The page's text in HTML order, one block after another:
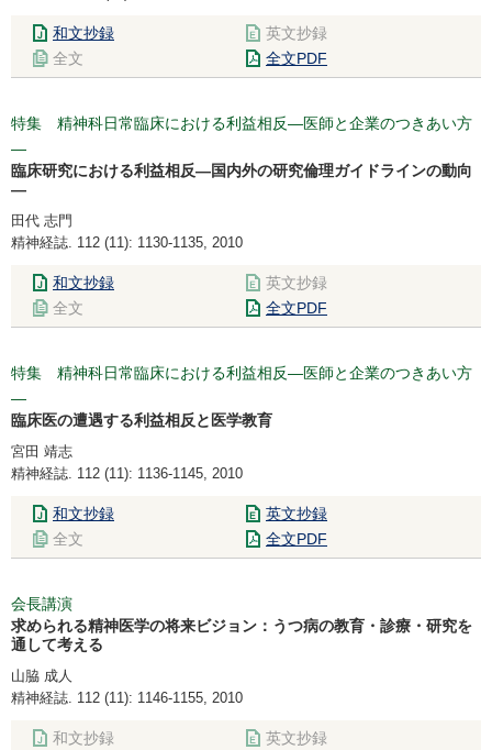
和文抄録
英文抄録
全文
全文PDF
特集 精神科日常臨床における利益相反―医師と企業のつきあい方
―
臨床研究における利益相反―国内外の研究倫理ガイドラインの動向
―
田代 志門
精神経誌. 112 (11): 1130-1135, 2010
和文抄録
英文抄録
全文
全文PDF
特集 精神科日常臨床における利益相反―医師と企業のつきあい方
―
臨床医の遭遇する利益相反と医学教育
宮田 靖志
精神経誌. 112 (11): 1136-1145, 2010
和文抄録
英文抄録
全文
全文PDF
会長講演
求められる精神医学の将来ビジョン：うつ病の教育・診療・研究を
通して考える
山脇 成人
精神経誌. 112 (11): 1146-1155, 2010
和文抄録
英文抄録